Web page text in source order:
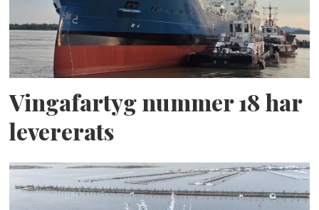
Vingafartyg nummer 18 har
levererats